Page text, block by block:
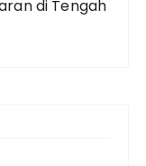
di Tengah